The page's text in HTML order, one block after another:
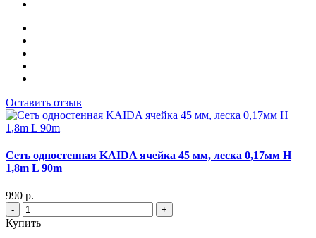
Оставить отзыв
Сеть одностенная KAIDA ячейка 45 мм, леска 0,17мм Н
1,8m L 90m
990 р.
- +
Купить